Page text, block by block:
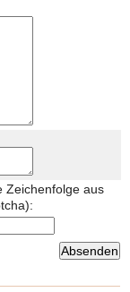
Zeichenfolge aus